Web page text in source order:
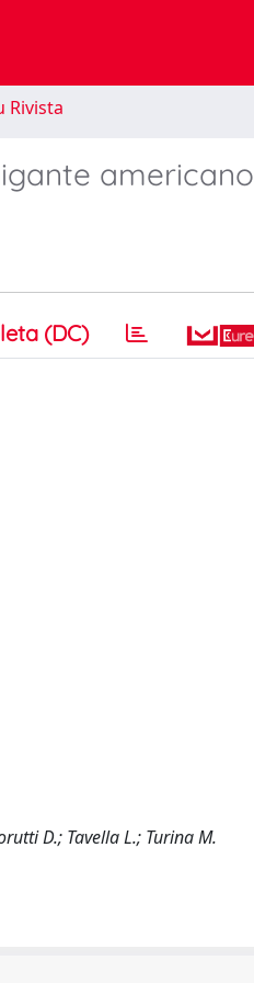
Rivista
americano
(DC)
D.; Tavella L.; Turina M.